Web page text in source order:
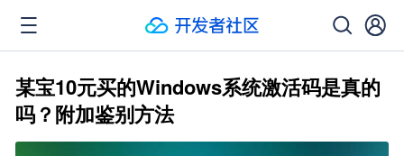
某宝10元买的Windows系统激活码是真的
吗？附加鉴别方法